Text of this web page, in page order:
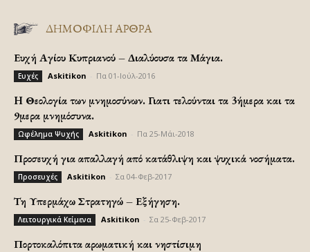
ΔΗΜΟΦΙΛΗ ΑΡΘΡΑ
Ευχή Αγίου Κυπριανού – Διαλύουσα τα Μάγια.
Ευχές Askitikon Πα 01-Ιούλ-2016
H Θεολογία των μνημοσύνων. Γιατι τελούνται τα 3ήμερα και τα
9μερα μνημόσυνα.
Ωφέλημα Ψυχής Askitikon Πα 25-Μάι-2018
Προσευχή για απαλλαγή από κατάθλιψη και ψυχικά νοσήματα.
Προσευχές Askitikon Σα 04-Φεβ-2017
Τη Υπερμάχω Στρατηγώ – Εξήγηση.
Λειτουργικά Κείμενα Askitikon Σα 25-Φεβ-2017
Πορτοκαλόπιτα αρωματική και νηστίσιμη